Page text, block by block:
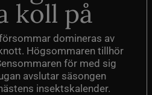
koll på
domineras av
Högsommaren tillhör
för med sig
avslutar säsongen
insektskalender.